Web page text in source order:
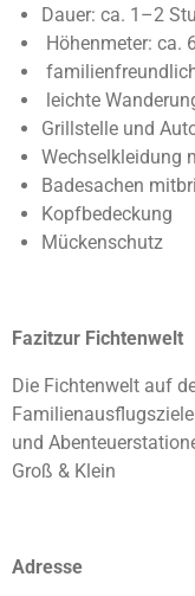
Dauer: ca. 1–2
Höhenmeter: ca.
leichte
Grillstelle und
Wechselkleidung
Badesachen
Kopfbedeckung
Mückenschutz
Fazitzur Fichtenwelt
Die Fichtenwelt auf
und
Groß & Klein
Adresse